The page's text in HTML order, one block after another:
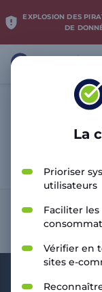
EXPLOSION DES
DE
La
Prioriser
utilisateurs
Faciliter
Vérifier en
sites e-